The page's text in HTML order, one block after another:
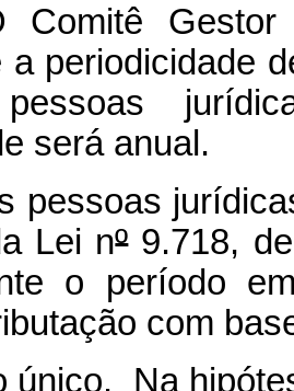
Gestor
a periodicidade
será anual.
Lei nº9.718,
o período
com
único. Na